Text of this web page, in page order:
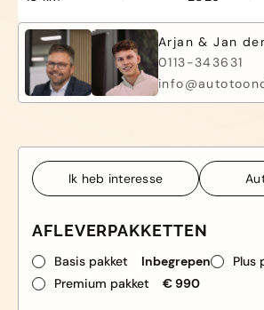
Arjan & Jan
0113-343631
Ik heb interesse
AFLEVERPAKKETTEN
Basis pakket Inbegrepen Plus
Premium pakket
€ 990